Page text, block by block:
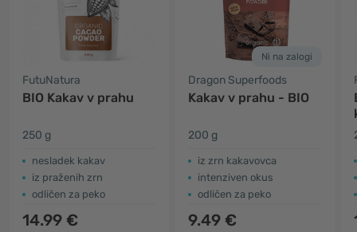
FutuNatura
BIO Kakav v prahu
250 g
nesladek kakav
iz praženih zrn
odličen za peko
14.99 €
Ni na zalogi
Dragon Superfoods
Kakav v prahu - BIO
200 g
iz zrn kakavovca
intenziven okus
odličen za peko
9.49 €